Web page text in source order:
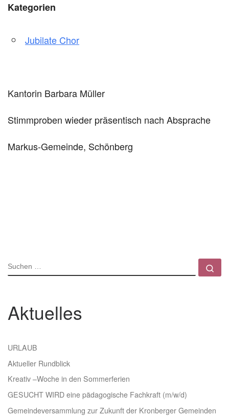
Kategorien
Jubilate Chor
Kantorin Barbara Müller
Stimmproben wieder präsentisch nach Absprache
Markus-Gemeinde, Schönberg
SUCHE
Aktuelles
URLAUB
Aktueller Rundblick
Kreativ –Woche in den Sommerferien
GESUCHT WIRD eine pädagogische Fachkraft (m/w/d)
Gemeindeversammlung zur Zukunft der Kronberger Gemeinden